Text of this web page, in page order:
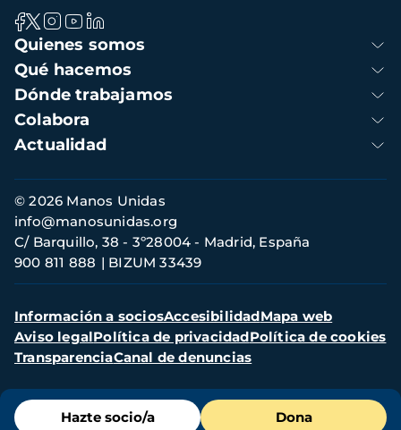
Menú
de
Hazte socio/a Dona
Navegación
principal
Quienes somos
Qué hacemos
Dónde trabajamos
Colabora
Actualidad
Información
de
contacto
© 2026 Manos Unidas
C/ Barquillo, 38 - 3º28004 - Madrid, España
900 811 888
BIZUM 33439
info@manosunidas.org
Menú
secundario
Información a sociosAccesibilidadMapa web
Aviso legalPolítica de privacidadPolítica de cookies
TransparenciaCanal de denuncias